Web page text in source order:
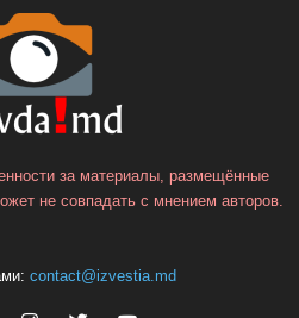
за материалы, размещённые
не совпадать с мнением авторов.
contact@izvestia.md